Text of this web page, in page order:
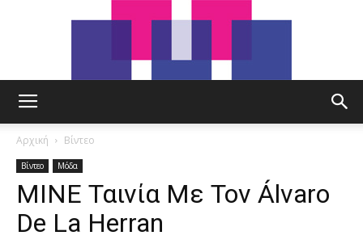
Αρχική Βίντεο
Βίντεο Μόδα
MINE Ταινία Με Τον Álvaro
De La Herran